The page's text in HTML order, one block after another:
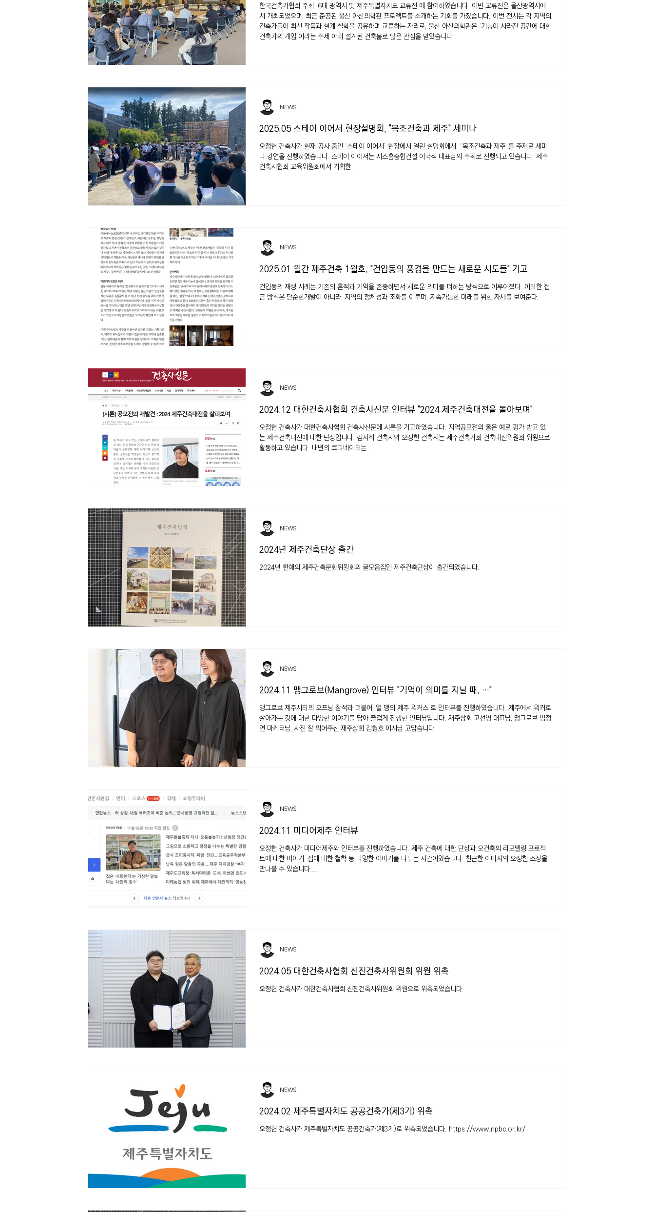
한국건축가협회 주최 ‘6대 광역시 및 제주특별자치도 교류전’에 참여하였습니다. 이번 교류전은 울산광역시에
서 개최되었으며, 최근 준공된 울산 아산의학관 프로젝트를 소개하는 기회를 가졌습니다. 이번 전시는 각 지역의
건축가들이 최신 작품과 설계 철학을 공유하며 교류하는 자리로, 울산 아산의학관은 ‘기능이 사라진 공간에 대한
건축가의 개입’이라는 주제 아래 설계된 건축물로 많은 관심을 받았습니다.
2025.05 스테이 이어서 현장설명회, "목조건축과 제주" 세미나
오정헌 건축사가 현재 공사 중인 ‘스테이 이어서’ 현장에서 열린 설명회에서, “목조건축과 제주”를 주제로 세미
나 강연을 진행하였습니다. 스테이 이어서는 시스홈종합건설 이국식 대표님의 주최로 진행되고 있습니다. 제주
건축사협회 교육위원회에서 기획한...
NEWS
2025.01 월간 제주건축 1월호, "건입동의 풍경을 만드는 새로운 시도들" 기고
건입동의 재생 사례는 기존의 흔적과 기억을 존중하면서 새로운 의미를 더하는 방식으로 이루어졌다. 이러한 접
근 방식은 단순한개발이 아니라, 지역의 정체성과 조화를 이루며, 지속가능한 미래를 위한 자세를 보여준다.
NEWS
2024.12 대한건축사협회 건축사신문 인터뷰 "2024 제주건축대전을 돌아보며"
오정헌 건축사가 대한건축사협회 건축사신문에 시론을 기고하였습니다. 지역공모전의 좋은 예로 평가 받고 있
는 제주건축대전에 대한 단상입니다. 김지희 건축사와 오정헌 건축사는 제주건축가회 건축대전위원회 위원으로
활동하고 있습니다. 내년의 코디네이터는...
NEWS
2024년 제주건축단상 출간
2024년 한해의 제주건축문화위원회의 글모음집인 제주건축단상이 출간되었습니다.
NEWS
2024.11 맹그로브(Mangrove) 인터뷰 "기억이 의미를 지닐 때, ···"
맹그로브 제주시티의 오프닝 참석과 더불어, 열 맹의 제주 워커스 로 인터뷰를 진행하였습니다. 제주에서 워커로
살아가는 것에 대한 다양한 이야기를 담아 즐겁게 진행한 인터뷰입니다. 재주상회 고선영 대표님, 맹그로브 임정
연 마케터님, 사진 잘 찍어주신 재주상회 김형호 이사님 고맙습니다.
NEWS
2024.11 미디어제주 인터뷰
오정헌 건축사가 미디어제주와 인터뷰를 진행하였습니다. 제주 건축에 대한 단상과 오건축의 리모델링 프로젝
트에 대한 이야기, 집에 대한 철학 등 다양한 이야기를 나누는 시간이었습니다. 친근한 이미지의 오정헌 소장을
만나볼 수 있습니다....
NEWS
2024.05 대한건축사협회 신진건축사위원회 위원 위촉
오정헌 건축사가 대한건축사협회 신진건축사위원회 위원으로 위촉되었습니다.
NEWS
2024.02 제주특별자치도 공공건축가(제3기) 위촉
오정헌 건축사가 제주특별자치도 공공건축가(제3기)로 위촉되었습니다. https://www.npbc.or.kr/
NEWS